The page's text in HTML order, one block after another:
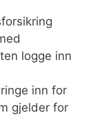
logge inn
inn for
gjelder for